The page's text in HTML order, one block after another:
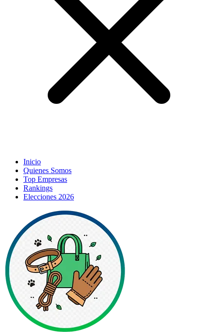
Inicio
Quienes Somos
Top Empresas
Rankings
Elecciones 2026